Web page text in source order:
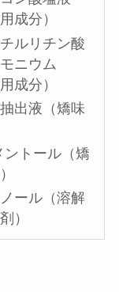
成分）
ルリチン酸
ニウム
成分）
出液（矯味
ントール（矯
ール（溶解
）